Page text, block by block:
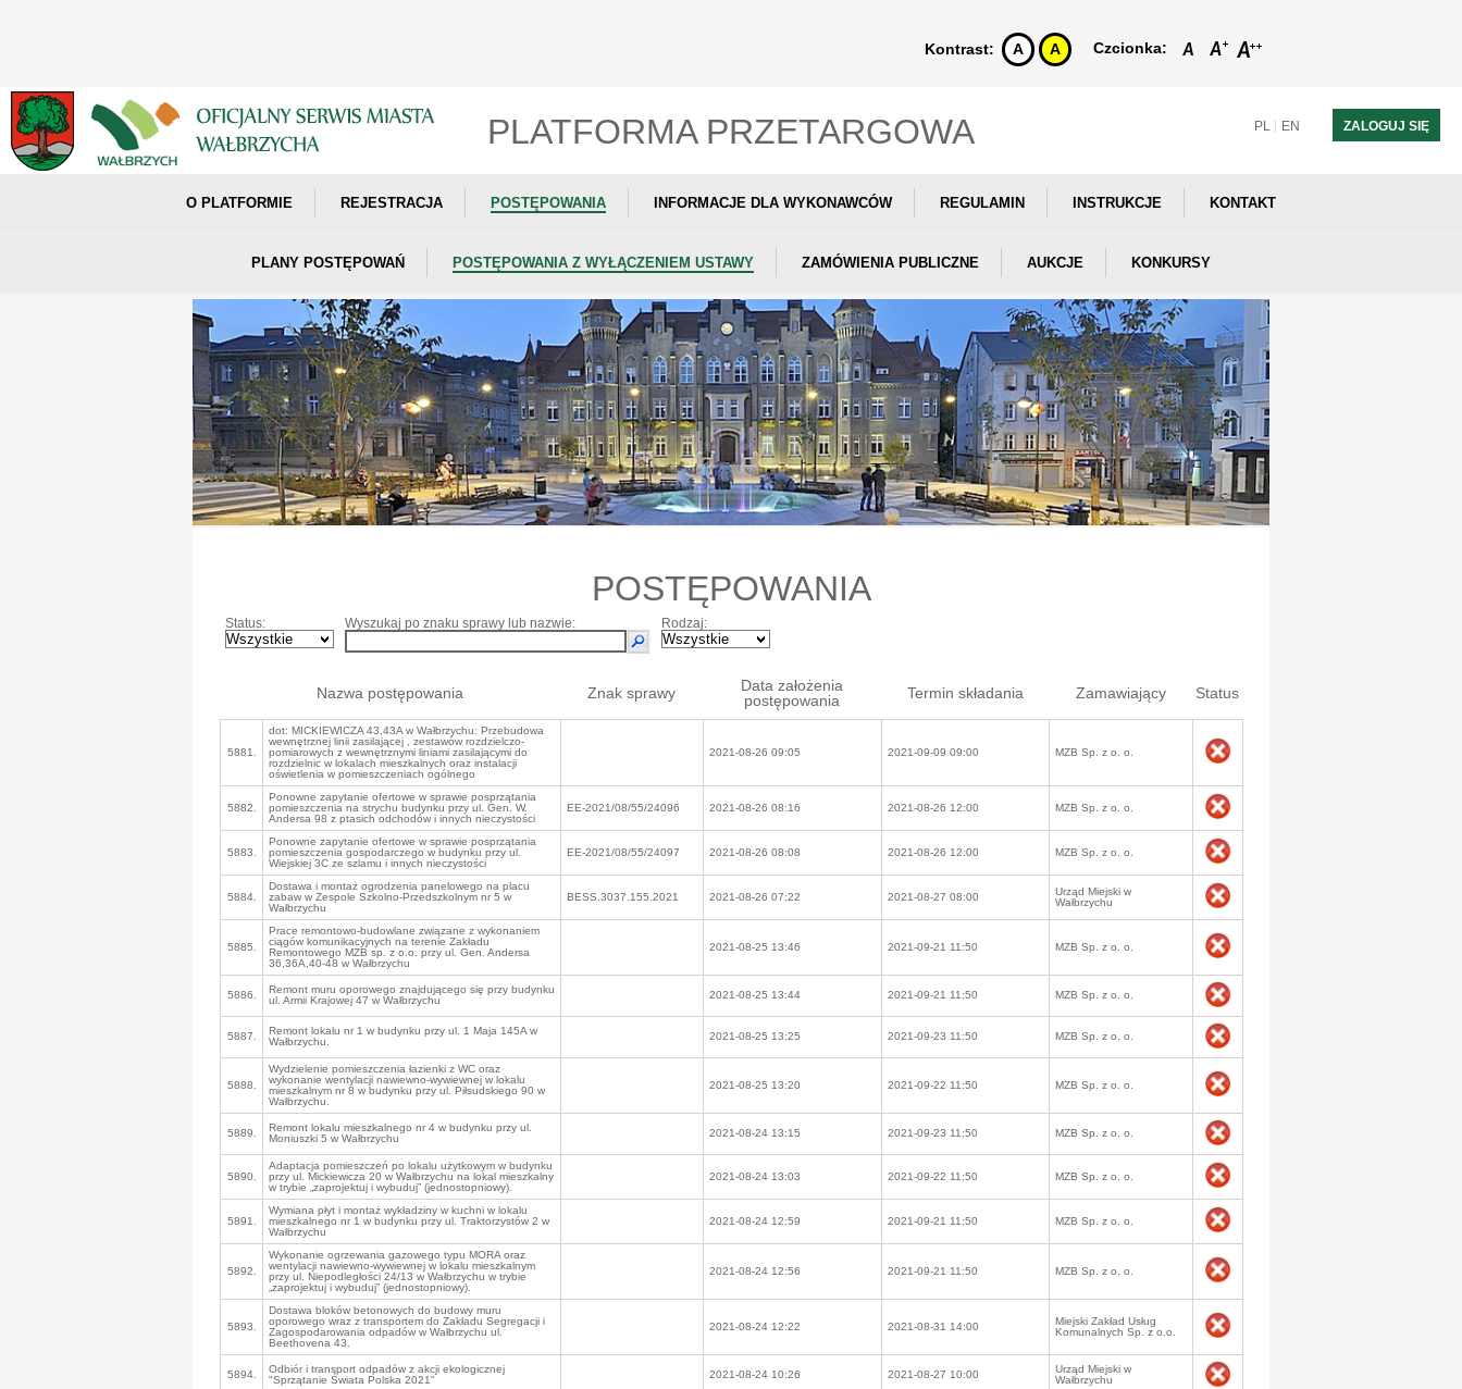
Czcionka:
Kontrast: A A
PLATFORMA PRZETARGOWA PL EN ZALOGUJ SIĘ
O PLATFORMIE REJESTRACJA POSTĘPOWANIA INFORMACJE DLA WYKONAWCÓW REGULAMIN INSTRUKCJE KONTAKT
PLANY POSTĘPOWAŃ POSTĘPOWANIA Z WYŁĄCZENIEM USTAWY ZAMÓWIENIA PUBLICZNE AUKCJE KONKURSY
POSTĘPOWANIA
Status: Wyszukaj po znaku sprawy lub nazwie: Rodzaj:
Nazwa postępowania Znak sprawy
Data założenia
postępowania
Termin składania Zamawiający Status
5881.
dot: MICKIEWICZA 43,43A w Wałbrzychu: Przebudowa
wewnętrznej linii zasilającej , zestawów rozdzielczo-
pomiarowych z wewnętrznymi liniami zasilającymi do
rozdzielnic w lokalach mieszkalnych oraz instalacji
oświetlenia w pomieszczeniach ogólnego
2021-08-26 09:05 2021-09-09 09:00 MZB Sp. z o. o.
5882.
Ponowne zapytanie ofertowe w sprawie posprzątania
pomieszczenia na strychu budynku przy ul. Gen. W.
Andersa 98 z ptasich odchodów i innych nieczystości
EE-2021/08/55/24096 2021-08-26 08:16 2021-08-26 12:00 MZB Sp. z o. o.
5883.
Ponowne zapytanie ofertowe w sprawie posprzątania
pomieszczenia gospodarczego w budynku przy ul.
Wiejskiej 3C ze szlamu i innych nieczystości
EE-2021/08/55/24097 2021-08-26 08:08 2021-08-26 12:00 MZB Sp. z o. o.
5884.
Dostawa i montaż ogrodzenia panelowego na placu
zabaw w Zespole Szkolno-Przedszkolnym nr 5 w
Wałbrzychu
BESS.3037.155.2021 2021-08-26 07:22 2021-08-27 08:00
Urząd Miejski w
Wałbrzychu
5885.
Prace remontowo-budowlane związane z wykonaniem
ciągów komunikacyjnych na terenie Zakładu
Remontowego MZB sp. z o.o. przy ul. Gen. Andersa
36,36A,40-48 w Wałbrzychu
2021-08-25 13:46 2021-09-21 11:50 MZB Sp. z o. o.
5886.
Remont muru oporowego znajdującego się przy budynku
ul. Armii Krajowej 47 w Wałbrzychu
2021-08-25 13:44 2021-09-21 11:50 MZB Sp. z o. o.
5887.
Remont lokalu nr 1 w budynku przy ul. 1 Maja 145A w
Wałbrzychu.
2021-08-25 13:25 2021-09-23 11:50 MZB Sp. z o. o.
5888.
Wydzielenie pomieszczenia łazienki z WC oraz
wykonanie wentylacji nawiewno-wywiewnej w lokalu
mieszkalnym nr 8 w budynku przy ul. Piłsudskiego 90 w
Wałbrzychu.
2021-08-25 13:20 2021-09-22 11:50 MZB Sp. z o. o.
5889.
Remont lokalu mieszkalnego nr 4 w budynku przy ul.
Moniuszki 5 w Wałbrzychu
2021-08-24 13:15 2021-09-23 11:50 MZB Sp. z o. o.
5890.
Adaptacja pomieszczeń po lokalu użytkowym w budynku
przy ul. Mickiewicza 20 w Wałbrzychu na lokal mieszkalny
w trybie „zaprojektuj i wybuduj” (jednostopniowy).
2021-08-24 13:03 2021-09-22 11:50 MZB Sp. z o. o.
5891.
Wymiana płyt i montaż wykładziny w kuchni w lokalu
mieszkalnego nr 1 w budynku przy ul. Traktorzystów 2 w
Wałbrzychu
2021-08-24 12:59 2021-09-21 11:50 MZB Sp. z o. o.
5892.
Wykonanie ogrzewania gazowego typu MORA oraz
wentylacji nawiewno-wywiewnej w lokalu mieszkalnym
przy ul. Niepodległości 24/13 w Wałbrzychu w trybie
„zaprojektuj i wybuduj” (jednostopniowy).
2021-08-24 12:56 2021-09-21 11:50 MZB Sp. z o. o.
5893.
Dostawa bloków betonowych do budowy muru
oporowego wraz z transportem do Zakładu Segregacji i
Zagospodarowania odpadów w Wałbrzychu ul.
Beethovena 43.
2021-08-24 12:22 2021-08-31 14:00
Miejski Zakład Usług
Komunalnych Sp. z o.o.
5894.
Odbiór i transport odpadów z akcji ekologicznej
"Sprzątanie Świata Polska 2021"
2021-08-24 10:26 2021-08-27 10:00
Urząd Miejski w
Wałbrzychu